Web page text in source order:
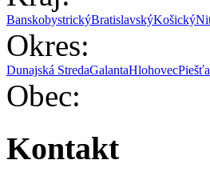
BanskobystrickýBratislavskýKošický
Okres:
Dunajská StredaGalantaHlohovec
Obec:
Kontakt